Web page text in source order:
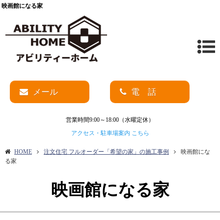
映画館になる家
メール 電 話
営業時間9:00～18:00（水曜定休）
アクセス・駐車場案内 こちら
HOME 注文住宅 フルオーダー「希望の家」の施工事例
映画館にな
る家
映画館になる家